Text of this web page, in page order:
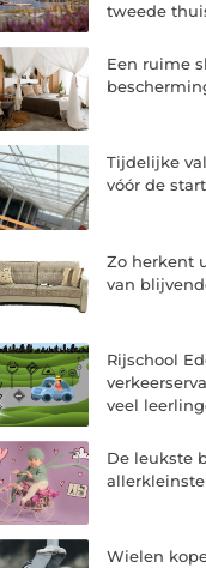
tweede
Een ruime
Tijdelijke
vóór de
Zo herkent
van
Rijschool
veel
De leukste
Wielen